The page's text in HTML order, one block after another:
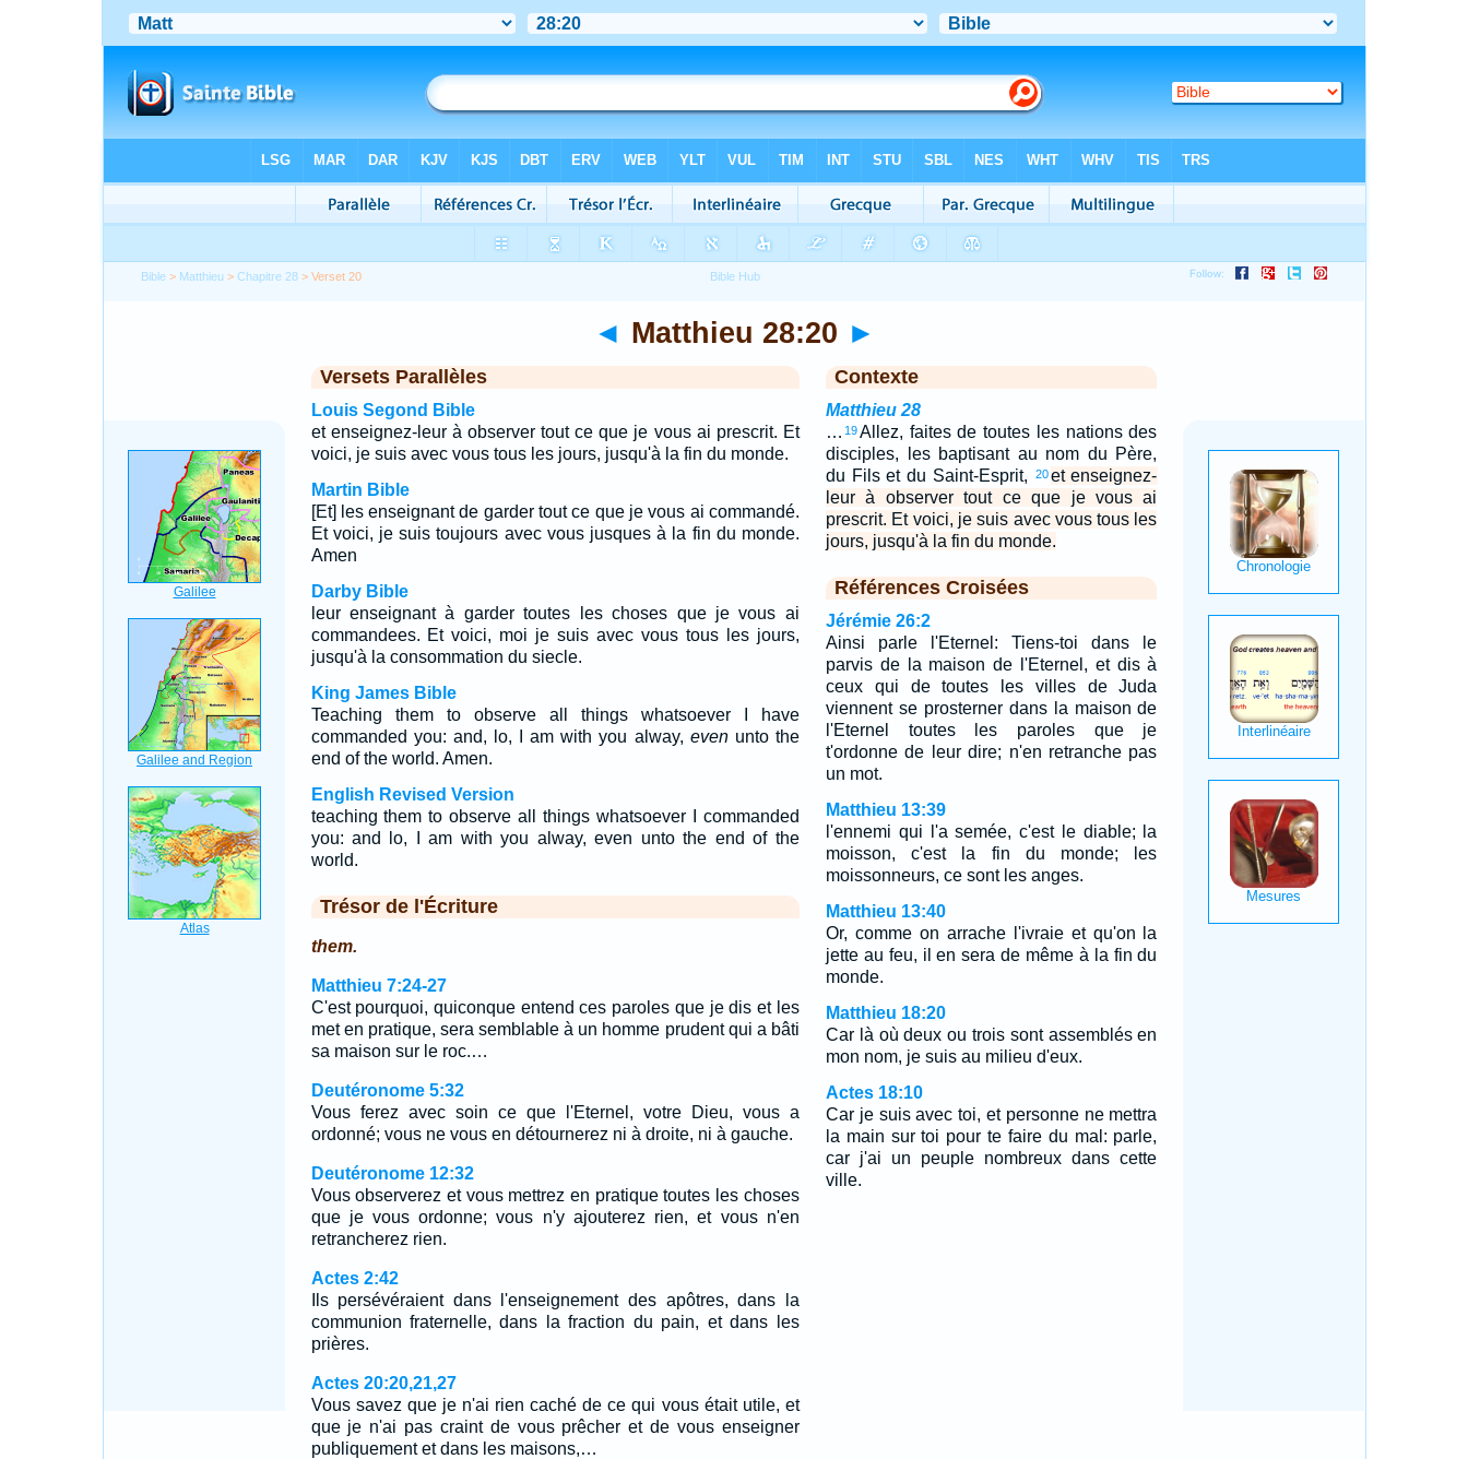
Bible > Matthieu >Chapitre 28 > Verset 20
◄ Matthieu 28:20 ►
Versets Parallèles
Louis Segond Bible
et enseignez-leur à observer tout ce que je vous ai prescrit. Et
voici, je suis avec vous tous les jours, jusqu'à la fin du monde.
Martin Bible
[Et] les enseignant de garder tout ce que je vous ai commandé.
Et voici, je suis toujours avec vous jusques à la fin du monde.
Amen
Darby Bible
leur enseignant à garder toutes les choses que je vous ai
commandees. Et voici, moi je suis avec vous tous les jours,
jusqu'à la consommation du siecle.
King James Bible
Teaching them to observe all things whatsoever I have
commanded you: and, lo, I am with you alway, evenunto the
end of the world. Amen.
English Revised Version
teaching them to observe all things whatsoever I commanded
you: and lo, I am with you alway, even unto the end of the
world.
Trésor de l'Écriture
them.
Matthieu 7:24-27
C'est pourquoi, quiconque entend ces paroles que je dis et les
met en pratique, sera semblable à un homme prudent qui a bâti
sa maison sur le roc.…
Deutéronome 5:32
Vous ferez avec soin ce que l'Eternel, votre Dieu, vous a
ordonné; vous ne vous en détournerez ni à droite, ni à gauche.
Deutéronome 12:32
Vous observerez et vous mettrez en pratique toutes les choses
que je vous ordonne; vous n'y ajouterez rien, et vous n'en
retrancherez rien.
Actes 2:42
Ils persévéraient dans l'enseignement des apôtres, dans la
communion fraternelle, dans la fraction du pain, et dans les
prières.
Actes 20:20,21,27
Vous savez que je n'ai rien caché de ce qui vous était utile, et
que je n'ai pas craint de vous prêcher et de vous enseigner
publiquement et dans les maisons,…
Contexte
Matthieu 28
… 19Allez, faites de toutes les nations des
disciples, les baptisant au nom du Père,
du Fils et du Saint-Esprit,
20et enseignez-
leur à observer tout ce que je vous ai
prescrit. Et voici, je suis avec vous tous les
jours, jusqu'à la fin du monde.
Références Croisées
Jérémie 26:2
Ainsi parle l'Eternel: Tiens-toi dans le
parvis de la maison de l'Eternel, et dis à
ceux qui de toutes les villes de Juda
viennent se prosterner dans la maison de
l'Eternel toutes les paroles que je
t'ordonne de leur dire; n'en retranche pas
un mot.
Matthieu 13:39
l'ennemi qui l'a semée, c'est le diable; la
moisson, c'est la fin du monde; les
moissonneurs, ce sont les anges.
Matthieu 13:40
Or, comme on arrache l'ivraie et qu'on la
jette au feu, il en sera de même à la fin du
monde.
Matthieu 18:20
Car là où deux ou trois sont assemblés en
mon nom, je suis au milieu d'eux.
Actes 18:10
Car je suis avec toi, et personne ne mettra
la main sur toi pour te faire du mal: parle,
car j'ai un peuple nombreux dans cette
ville.